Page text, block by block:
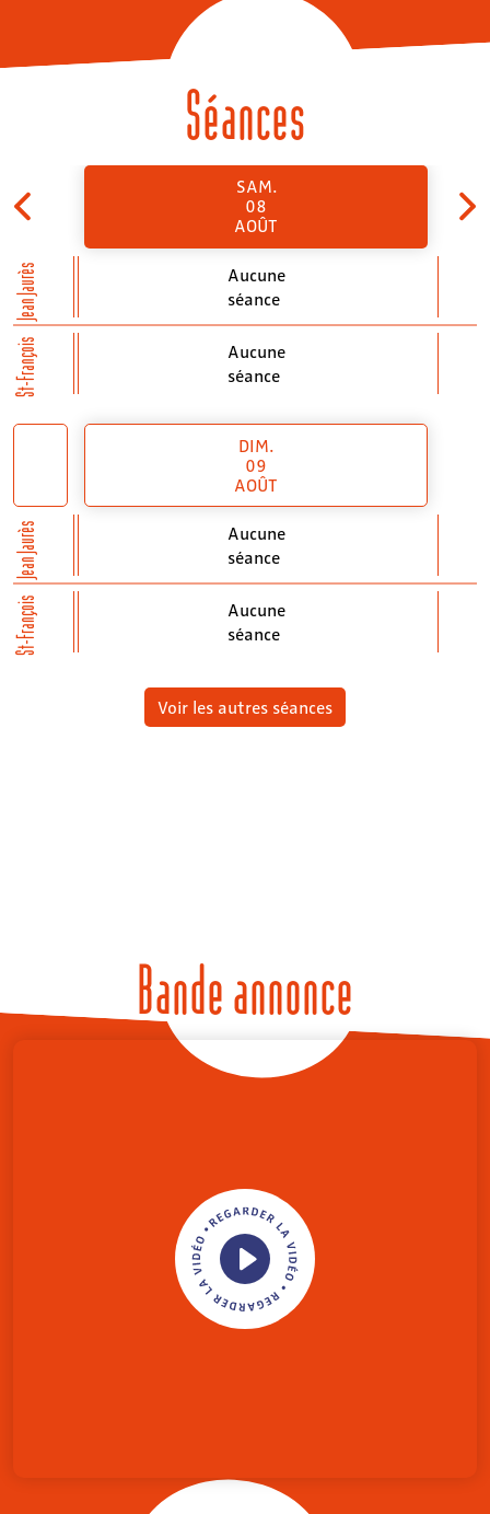
Séances
Jean Jaurès
St-François
SAM.
08
AOÛT
Aucune
séance
Aucune
séance
Jean Jaurès
St-François
DIM.
09
AOÛT
Aucune
séance
Aucune
séance
Voir les autres séances
Bande annonce